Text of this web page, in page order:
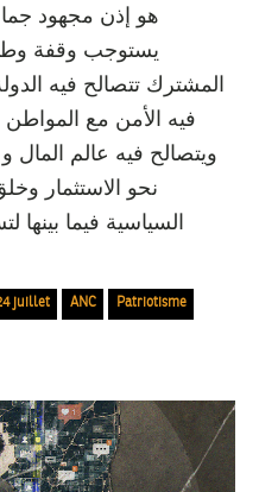
هو إذن مجهود
يستوجب وقفة
المشترك تتصالح فيه
فيه الأمن مع المواطن
ويتصالح فيه عالم المال
نحو الاستثمار
السياسية فيما
juillet ANC Patriotisme